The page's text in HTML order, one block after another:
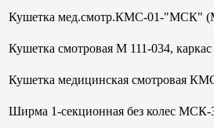
Кушетка мед.смотр.КМС-01-"МСК"
Кушетка смотровая М 111-034,
Кушетка медицинская смотровая
Ширма 1-секционная без колес МСК-